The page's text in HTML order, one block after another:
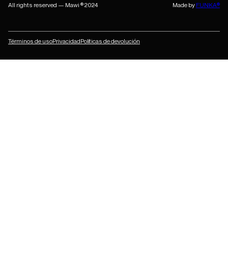
All rights reserved — Mawi ® 2024
Términos de usoPrivacidadPolíticas de devolución
Made by FUNKA®